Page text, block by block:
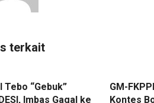
terkait
Tebo “Gebuk”
Imbas Gagal ke
GM-
Kontes